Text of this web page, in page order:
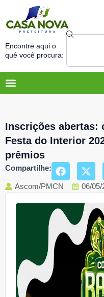
para
conteúdo
Encontre aqui o
quê você procura:
Search
Inscrições abertas:
Festa do Interior
prêmios
Compartilhe:
Ascom/PMCN 06/05/